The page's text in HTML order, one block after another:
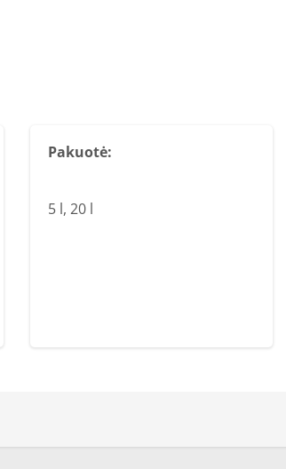
Pakuotė:
5 l, 20 l